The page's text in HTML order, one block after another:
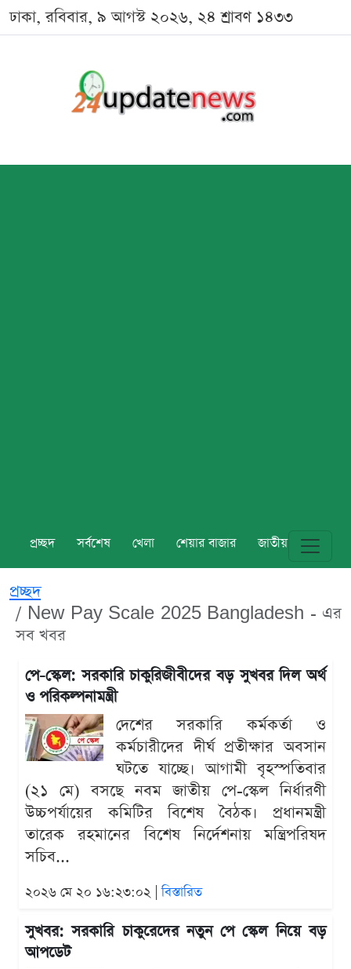
ঢাকা, রবিবার, ৯ আগস্ট ২০২৬, ২৪ শ্রাবণ ১৪৩৩
প্রচ্ছদ সর্বশেষ খেলা শেয়ার বাজার জাতীয় বিশ্ব
প্রচ্ছদ
New Pay Scale 2025 Bangladesh - এর
সব খবর
পে-স্কেল: সরকারি চাকুরিজীবীদের বড় সুখবর দিল অর্থ
ও পরিকল্পনামন্ত্রী
দেশের সরকারি কর্মকর্তা ও
কর্মচারীদের দীর্ঘ প্রতীক্ষার অবসান
ঘটতে যাচ্ছে। আগামী বৃহস্পতিবার
(২১ মে) বসছে নবম জাতীয় পে-স্কেল নির্ধারণী
উচ্চপর্যায়ের কমিটির বিশেষ বৈঠক। প্রধানমন্ত্রী
তারেক রহমানের বিশেষ নির্দেশনায় মন্ত্রিপরিষদ
সচিব...
২০২৬ মে ২০ ১৬:২৩:০২ |বিস্তারিত
সুখবর: সরকারি চাকুরেদের নতুন পে স্কেল নিয়ে বড়
আপডেট